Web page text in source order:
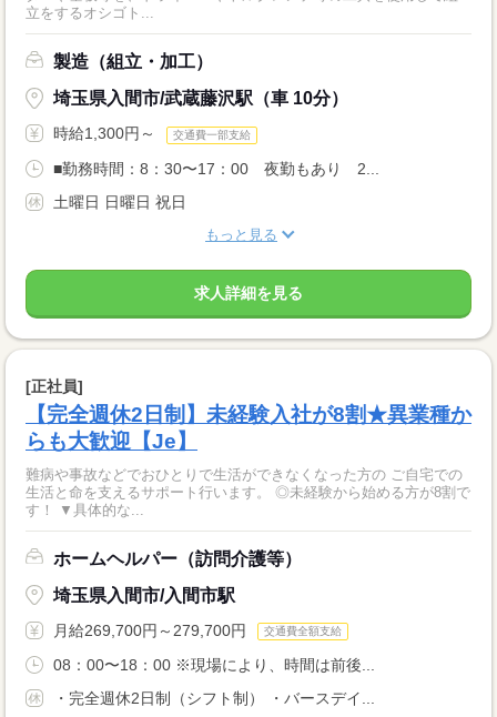
立をするオシゴト...
製造（組立・加工）
埼玉県入間市/武蔵藤沢駅（車 10分）
時給1,300円～ 交通費一部支給
■勤務時間：8：30〜17：00 夜勤もあり 2...
土曜日 日曜日 祝日
もっと見る
求人詳細を見る
[正社員]
【完全週休2日制】未経験入社が8割★異業種か
らも大歓迎【Je】
難病や事故などでおひとりで生活ができなくなった方の ご自宅での
生活と命を支えるサポート行います。 ◎未経験から始める方が8割で
す！ ▼具体的な...
ホームヘルパー（訪問介護等）
埼玉県入間市/入間市駅
月給269,700円～279,700円 交通費全額支給
08：00〜18：00 ※現場により、時間は前後...
・完全週休2日制（シフト制） ・バースデイ...